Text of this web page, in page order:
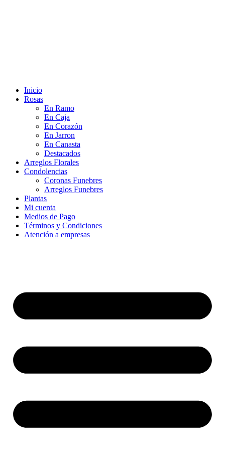
Inicio
Rosas
En Ramo
En Caja
En Corazón
En Jarron
En Canasta
Destacados
Arreglos Florales
Condolencias
Coronas Funebres
Arreglos Funebres
Plantas
Mi cuenta
Medios de Pago
Términos y Condiciones
Atención a empresas